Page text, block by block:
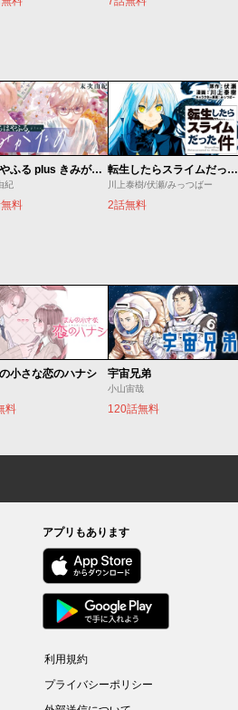
ちはやふる plus きみがため
紀
料
転生したらスライムだった件
川上泰樹/伏瀬/みっつばー
2話無料
小さな恋のハナシ
料
宇宙兄弟
小山宙哉
120話無料
アプリもあります
利用規約
プライバシーポリシー